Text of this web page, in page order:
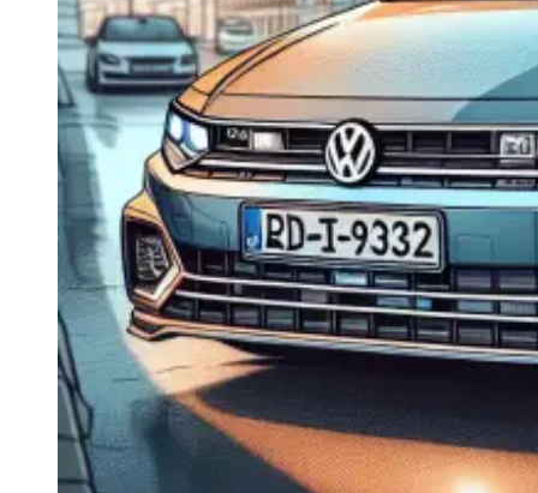
Navigație Mercedes C Class W203
Navigație Mercedes C Class W204
Navigație Mercedes W203
Navigație Mercedes W204
Navigație Mercedes W211
Navigație Mercedes Sprinter
Passat
Navigație Passat B5
Navigație Passat B5 5
Navigație Passat B6
Navigație Passat B7
Navigație Passat B8
Navigație Passat CC
Skoda
Navigație Skoda Fabia 1
Navigație Skoda Fabia 2
Navigație Skoda Octavia 1
Navigație Skoda Octavia 2
Navigație Skoda Octavia 3
Navigație Skoda Rapid
Navigație Skoda Superb 1
Navigație Skoda Superb 2
Navigație Toyota Avensis T25